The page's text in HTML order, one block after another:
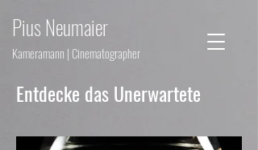
Pius Neumaier
Kameramann | Cinematographer
Entdecke das Unerwartete